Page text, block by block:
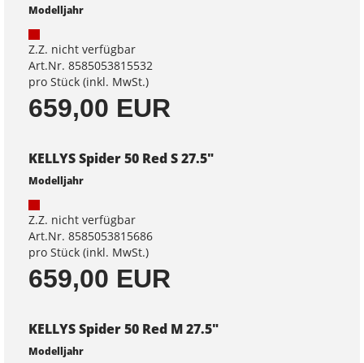
Modelljahr
Z.Z. nicht verfügbar
Art.Nr. 8585053815532
pro Stück (inkl. MwSt.)
659,00 EUR
KELLYS Spider 50 Red S 27.5"
Modelljahr
Z.Z. nicht verfügbar
Art.Nr. 8585053815686
pro Stück (inkl. MwSt.)
659,00 EUR
KELLYS Spider 50 Red M 27.5"
Modelljahr